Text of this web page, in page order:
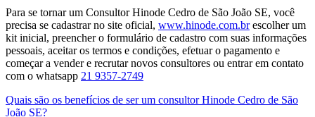
Para se tornar um Consultor Hinode Cedro de São João SE, você
precisa se cadastrar no site oficial, www.hinode.com.brescolher um
kit inicial, preencher o formulário de cadastro com suas informações
pessoais, aceitar os termos e condições, efetuar o pagamento e
começar a vender e recrutar novos consultores​ ou entrar em contato
com o whatsapp 21 9357-2749
Quais são os benefícios de ser um consultor Hinode Cedro de São
João SE?